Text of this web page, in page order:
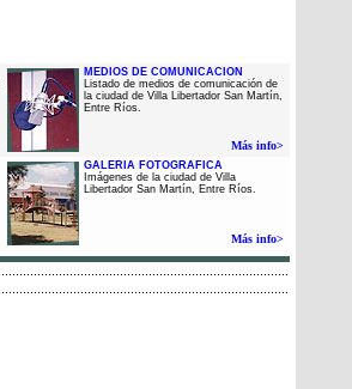
MEDIOS DE COMUNICACION
Listado de medios de comunicación de
la ciudad de Villa Libertador San Martín,
Entre Ríos.
Más info>
GALERIA FOTOGRAFICA
Imágenes de la ciudad de Villa
Libertador San Martín, Entre Ríos.
Más info>